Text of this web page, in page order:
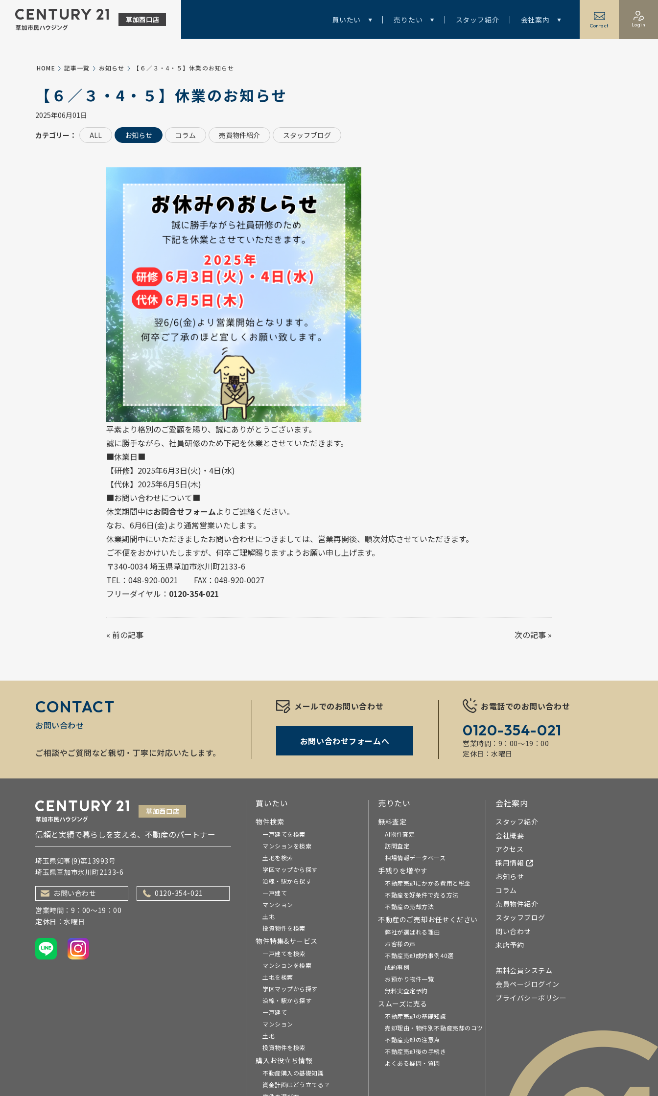
買いたい 売りたい スタッフ紹介 会社案内
Contact Login
HOME 記事一覧 お知らせ 【６／３・4・５】休業のお知らせ
【６／３・4・５】休業のお知らせ
2025年06月01日
カテゴリー： ALL お知らせ コラム 売買物件紹介 スタッフブログ
平素より格別のご愛顧を賜り、誠にありがとうございます。
誠に勝手ながら、社員研修のため下記を休業とさせていただきます。
■休業日■
【研修】2025年6月3日(火)・4日(水)
【代休】2025年6月5日(木)
■お問い合わせについて■
休業期間中はお問合せフォームよりご連絡ください。
なお、6月6日(金)より通常営業いたします。
休業期間中にいただきましたお問い合わせにつきましては、営業再開後、順次対応させていただきます。
ご不便をおかけいたしますが、何卒ご理解賜りますようお願い申し上げます。
〒340-0034 埼玉県草加市氷川町2133-6
TEL：048-920-0021 FAX：048-920-0027
フリーダイヤル： 0120-354-021
« 前の記事 次の記事 »
CONTACT
お問い合わせ
ご相談やご質問など親切・丁寧に対応いたします。
メールでのお問い合わせ
お問い合わせフォームへ
お電話でのお問い合わせ
0120-354-021
営業時間：9：00～19：00
定休日：水曜日
信頼と実績で暮らしを支える、不動産のパートナー
埼玉県知事(9)第13993号
埼玉県草加市氷川町2133-6
お問い合わせ
0120-354-021
営業時間：9：00～19：00
定休日：水曜日
買いたい
物件検索
一戸建てを検索
マンションを検索
土地を検索
学区マップから探す
沿線・駅から探す
一戸建て
マンション
土地
投資物件を検索
物件特集&サービス
一戸建てを検索
マンションを検索
土地を検索
学区マップから探す
沿線・駅から探す
一戸建て
マンション
土地
投資物件を検索
購入お役立ち情報
不動産購入の基礎知識
資金計画はどう立てる？
売りたい
無料査定
AI物件査定
訪問査定
相場情報データベース
手残りを増やす
不動産売却にかかる費用と税金
不動産を好条件で売る方法
不動産の売却方法
不動産のご売却お任せください
弊社が選ばれる理由
お客様の声
不動産売却成約事例40選
成約事例
お預かり物件一覧
無料実査定予約
スムーズに売る
不動産売却の基礎知識
売却理由・物件別不動産売却のコツ
不動産売却の注意点
不動産売却後の手続き
よくある疑問・質問
会社案内
スタッフ紹介
会社概要
アクセス
採用情報
お知らせ
コラム
売買物件紹介
スタッフブログ
問い合わせ
来店予約
無料会員システム
会員ページログイン
プライバシーポリシー